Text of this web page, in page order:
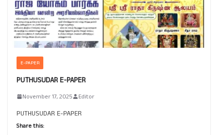
E-PAPER
PUTHUSUDAR E-PAPER
November 17, 2025 Editor
PUTHUSUDAR E-PAPER
Share this: